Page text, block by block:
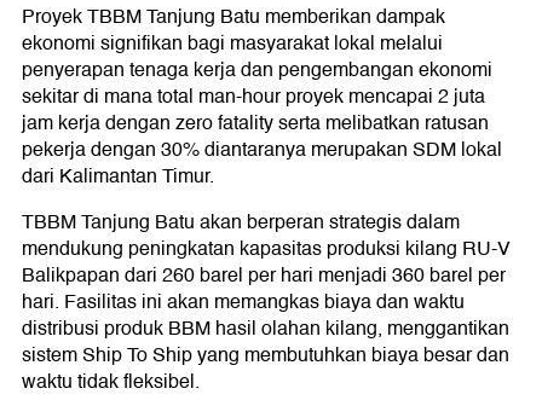
Proyek TBBM Tanjung Batu memberikan dampak
ekonomi signifikan bagi masyarakat lokal melalui
penyerapan tenaga kerja dan pengembangan ekonomi
sekitar di mana total man-hour proyek mencapai 2 juta
jam kerja dengan zero fatality serta melibatkan ratusan
pekerja dengan 30% diantaranya merupakan SDM lokal
dari Kalimantan Timur.
TBBM Tanjung Batu akan berperan strategis dalam
mendukung peningkatan kapasitas produksi kilang RU-V
Balikpapan dari 260 barel per hari menjadi 360 barel per
hari. Fasilitas ini akan memangkas biaya dan waktu
distribusi produk BBM hasil olahan kilang, menggantikan
sistem Ship To Ship yang membutuhkan biaya besar dan
waktu tidak fleksibel.